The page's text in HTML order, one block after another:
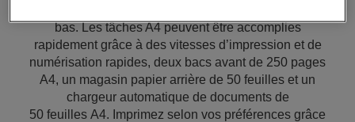
bas. Les tâches A4 peuvent être accomplies
rapidement grâce à des vitesses d’impression et de
numérisation rapides, deux bacs avant de 250 pages
A4, un magasin papier arrière de 50 feuilles et un
chargeur automatique de documents de
50 feuilles A4. Imprimez selon vos préférences grâce